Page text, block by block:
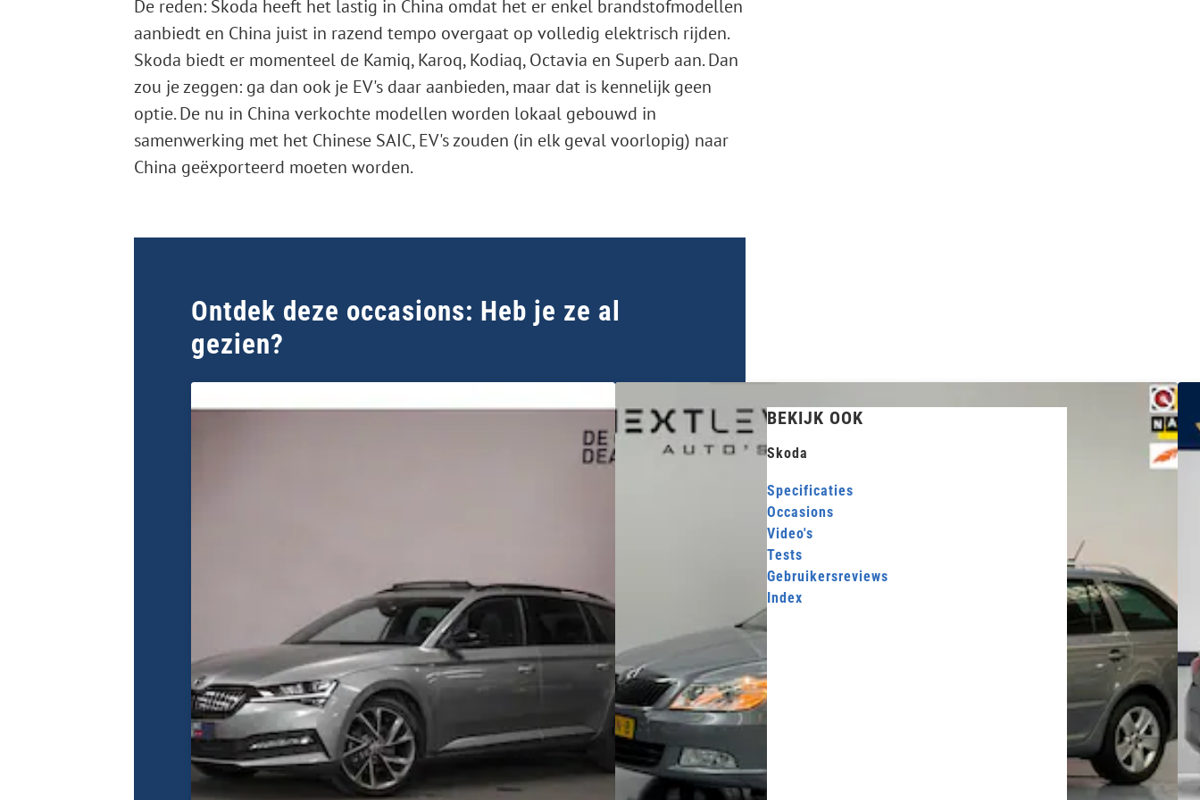
De reden: Skoda heeft het lastig in China omdat het er enkel brandstofmodellen
aanbiedt en China juist in razend tempo overgaat op volledig elektrisch rijden.
Skoda biedt er momenteel de Kamiq, Karoq, Kodiaq, Octavia en Superb aan. Dan
zou je zeggen: ga dan ook je EV's daar aanbieden, maar dat is kennelijk geen
optie. De nu in China verkochte modellen worden lokaal gebouwd in
samenwerking met het Chinese SAIC, EV's zouden (in elk geval voorlopig) naar
China geëxporteerd moeten worden.
Ontdek deze occasions: Heb je ze al
gezien?
BEKIJK OOK
Skoda
Specificaties
Occasions
Video's
Tests
Gebruikersreviews
Index